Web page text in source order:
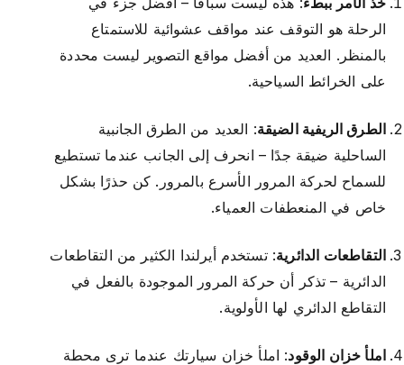
الرحلة هو التوقف عند مواقف عشوائية للاستمتاع
بالمنظر. العديد من أفضل مواقع التصوير ليست محددة
على الخرائط السياحية.
الطرق الريفية الضيقة: العديد من الطرق الجانبية
الساحلية ضيقة جدًا – انحرف إلى الجانب عندما تستطيع
للسماح لحركة المرور الأسرع بالمرور. كن حذرًا بشكل
خاص في المنعطفات العمياء.
التقاطعات الدائرية: تستخدم أيرلندا الكثير من التقاطعات
الدائرية – تذكر أن حركة المرور الموجودة بالفعل في
التقاطع الدائري لها الأولوية.
املأ خزان الوقود: املأ خزان سيارتك عندما ترى محطة